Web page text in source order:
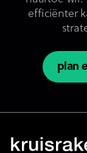
efficiënter
plan
plan